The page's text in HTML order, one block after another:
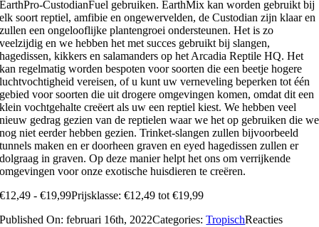
EarthPro-CustodianFuel gebruiken. EarthMix kan worden gebruikt bij
elk soort reptiel, amfibie en ongewervelden, de Custodian zijn klaar en
zullen een ongelooflijke plantengroei ondersteunen. Het is zo
veelzijdig en we hebben het met succes gebruikt bij slangen,
hagedissen, kikkers en salamanders op het Arcadia Reptile HQ. Het
kan regelmatig worden bespoten voor soorten die een beetje hogere
luchtvochtigheid vereisen, of u kunt uw verneveling beperken tot één
gebied voor soorten die uit drogere omgevingen komen, omdat dit een
klein vochtgehalte creëert als uw een reptiel kiest. We hebben veel
nieuw gedrag gezien van de reptielen waar we het op gebruiken die we
nog niet eerder hebben gezien. Trinket-slangen zullen bijvoorbeeld
tunnels maken en er doorheen graven en eyed hagedissen zullen er
dolgraag in graven. Op deze manier helpt het ons om verrijkende
omgevingen voor onze exotische huisdieren te creëren.
€12,49 - €19,99Prijsklasse: €12,49 tot €19,99
Published On: februari 16th, 2022Categories:TropischReacties